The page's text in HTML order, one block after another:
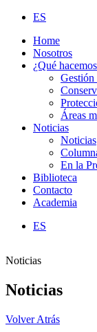
ES
Home
Nosotros
¿Qué
Gestión
Áreas
Noticias
Noticias
En la
Biblioteca
Contacto
Academia
ES
Noticias
Noticias
Volver Atrás